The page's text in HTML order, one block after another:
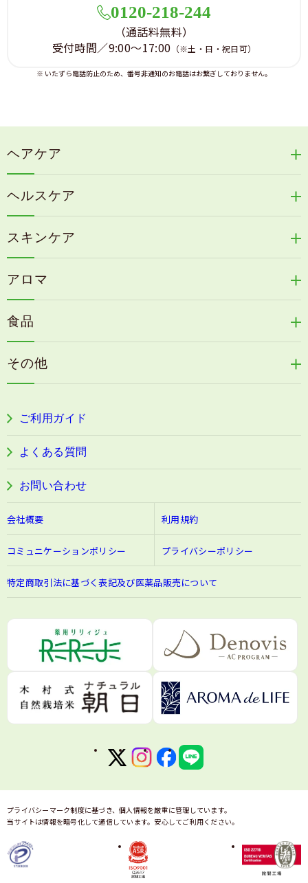
0120-218-244
（通話料無料）
受付時間／9:00～17:00 （※土・日・祝日可）
※ いたずら電話防止のため、番号非通知のお電話はお繋ぎしておりません。
ヘアケア
冷感育毛エッセンス
リリィジュミスト
リリィジュサプリ
毛歓
ヘアケアその他
ヘルスケア
天の葉健康緑茶
カイアポシリーズ
速感伝統香醋
古家のにんにく
目の疲労感・首肩に感じる負担緩和サプリ
阿波晩茶
スキンケア
うる肌箋
フェミールホワイトNKB
アロマ
浦上式アロマシリーズ
色彩マスク
食品
その他
ご利用ガイド
よくある質問
お問い合わせ
会社概要 利用規約
コミュニケーションポリシー プライバシーポリシー
特定商取引法に基づく表記及び医薬品販売について
プライバシーマーク制度に基づき、個人情報を厳重に管理しています。
当サイトは情報を暗号化して通信しています。安心してご利用ください。